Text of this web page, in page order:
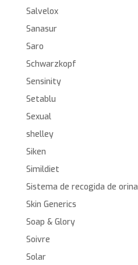
Salvelox
Sanasur
Saro
Schwarzkopf
Sensinity
Setablu
Sexual
shelley
Siken
Simildiet
Sistema de recogida de orina
Skin Generics
Soap & Glory
Soivre
Solar